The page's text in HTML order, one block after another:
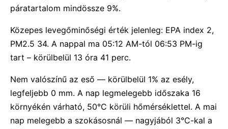
páratartalom mindössze 9%.
Közepes levegőminőségi érték jelenleg: EPA index 2,
PM2.5 34. A nappal ma 05:12 AM-tól 06:53 PM-ig
tart – körülbelül 13 óra 41 perc.
Nem valószínű az eső — körülbelül 1% az esély,
legfeljebb 0 mm. A nap legmelegebb időszaka 16
környékén várható, 50°C körüli hőmérséklettel. A mai
nap melegebb a szokásosnál — nagyjából 3°C-kal a